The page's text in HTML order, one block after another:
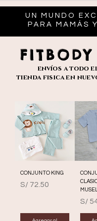
UN MUNDO
PARA MAMÁS
envíos a todo
tienda fisica en
CONJUNTO KING
Precio
S/ 72.50
S/